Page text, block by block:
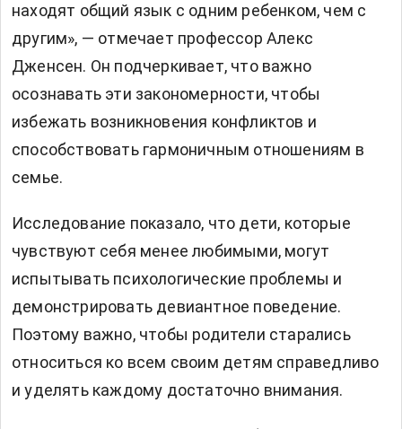
находят общий язык с одним ребенком, чем с
другим», — отмечает профессор Алекс
Дженсен. Он подчеркивает, что важно
осознавать эти закономерности, чтобы
избежать возникновения конфликтов и
способствовать гармоничным отношениям в
семье.
Исследование показало, что дети, которые
чувствуют себя менее любимыми, могут
испытывать психологические проблемы и
демонстрировать девиантное поведение.
Поэтому важно, чтобы родители старались
относиться ко всем своим детям справедливо
и уделять каждому достаточно внимания.